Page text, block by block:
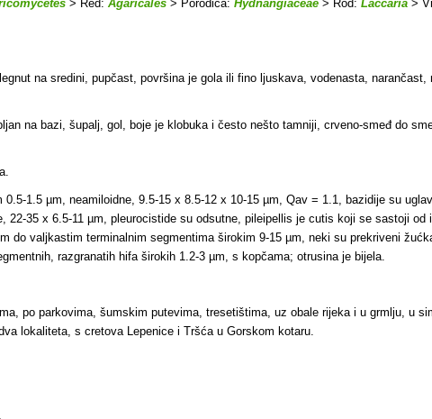
> Red: Agaricales > Porodica: Hydnangiaceae > Rod: Laccaria >
na sredini, pupčast, površina je gola ili fino ljuskava, vodenasta, narančast,
na bazi, šupalj, gol, boje je klobuka i često nešto tamniji, crveno-smeđ do
1.5 µm, neamiloidne, 9.5-15 x 8.5-12 x 10-15 µm, Qav = 1.1, bazidije su
35 x 6.5-11 µm, pleurocistide su odsutne, pileipellis je cutis koji se sastoji od
do valjkastim terminalnim segmentima širokim 9-15 µm, neki su prekriveni
razgranatih hifa širokih 1.2-3 µm, s kopčama; otrusina je bijela.
po parkovima, šumskim putevima, tresetištima, uz obale rijeka i u grmlju, u
lokaliteta, s cretova Lepenice i Tršća u Gorskom kotaru.